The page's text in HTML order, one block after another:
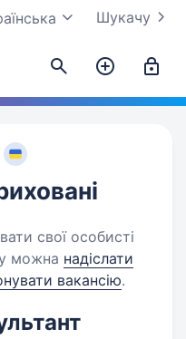
Шукачу
свої особисті
можна надіслати
вакансію.